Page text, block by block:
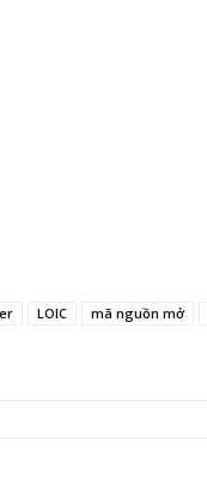
LOIC mã nguồn mở